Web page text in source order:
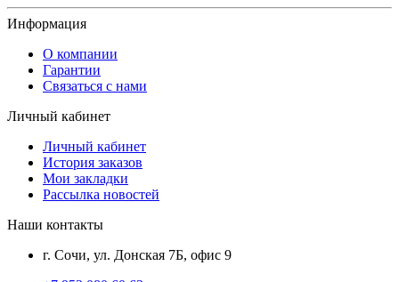
Информация
О компании
Гарантии
Связаться с нами
Личный кабинет
Личный кабинет
История заказов
Мои закладки
Рассылка новостей
Наши контакты
г. Сочи, ул. Донская 7Б, офис 9